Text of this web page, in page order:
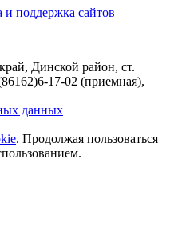
и поддержка сайтов
Динской район, ст.
17-02 (приемная),
данных
. Продолжая пользоваться